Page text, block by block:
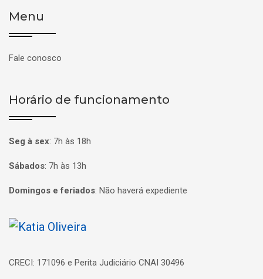
Menu
Fale conosco
Horário de funcionamento
Seg à sex: 7h às 18h
Sábados: 7h às 13h
Domingos e feriados: Não haverá expediente
Página inicial
CRECI: 171096 e Perita Judiciário CNAI 30496